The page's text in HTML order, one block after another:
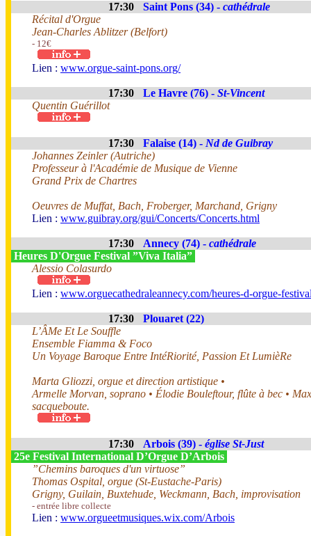
17:30 Saint Pons (34) - cathédrale
Récital d'Orgue
Jean-Charles Ablitzer (Belfort)
- 12€
Lien : www.orgue-saint-pons.org/
17:30 Le Havre (76) - St-Vincent
Quentin Guérillot
17:30 Falaise (14) - Nd de Guibray
Johannes Zeinler (Autriche)
Professeur à l'Académie de Musique de Vienne
Grand Prix de Chartres
Oeuvres de Muffat, Bach, Froberger, Marchand, Grigny
Lien : www.guibray.org/gui/Concerts/Concerts.html
17:30 Annecy (74) - cathédrale
Heures D'Orgue Festival ”Viva Italia”
Alessio Colasurdo
Lien : www.orguecathedraleannecy.com/heures-d-orgue-
17:30
Plouaret (22)
L’ÂMe Et Le Souffle
Ensemble Fiamma & Foco
Un Voyage Baroque Entre IntéRiorité, Passion Et LumièRe
Marta Gliozzi, orgue et direction artistique •
Armelle Morvan, soprano • Élodie Bouleftour, flûte à bec •
sacqueboute.
17:30 Arbois (39) - église St-Just
25e Festival International D’Orgue D’Arbois
”Chemins baroques d'un virtuose”
Thomas Ospital, orgue (St-Eustache-Paris)
Grigny, Guilain, Buxtehude, Weckmann, Bach, improvisation
- entrée libre collecte
Lien : www.orgueetmusiques.wix.com/Arbois